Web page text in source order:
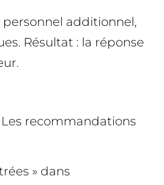
personnel additionnel,
Résultat : la réponse
recommandations
» dans